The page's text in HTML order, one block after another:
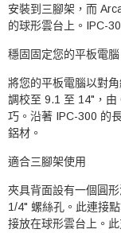
安裝到三腳架，而
的球形雲台上。IPC-
穩固固定您的平板電腦
將您的平板電腦以對
調校至 9.1 至 14"，由
巧。沿著 IPC-300 的
鋁材。
適合三腳架使用
夾具背面設有一個圓
1/4" 螺絲孔。此連接
接放在球形雲台上。